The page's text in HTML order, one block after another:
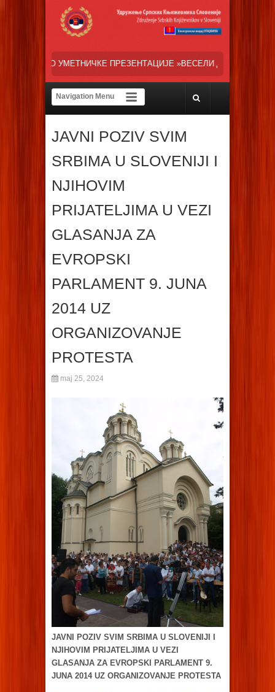
»ВЕСЕЛИ ДАНИ СРПСКЕ ДИЈАСПОРЕ« НАША ТРЕНУТНА
JAVNI POZIV SVIM
SRBIMA U SLOVENIJI I
NJIHOVIM
PRIJATELJIMA U VEZI
GLASANJA ZA
EVROPSKI
PARLAMENT 9. JUNA
2014 UZ
ORGANIZOVANJE
PROTESTA
maj 25, 2024
JAVNI POZIV SVIM SRBIMA U SLOVENIJI I
NJIHOVIM PRIJATELJIMA U VEZI
GLASANJA ZA EVROPSKI PARLAMENT 9.
JUNA 2014 UZ ORGANIZOVANJE PROTESTA